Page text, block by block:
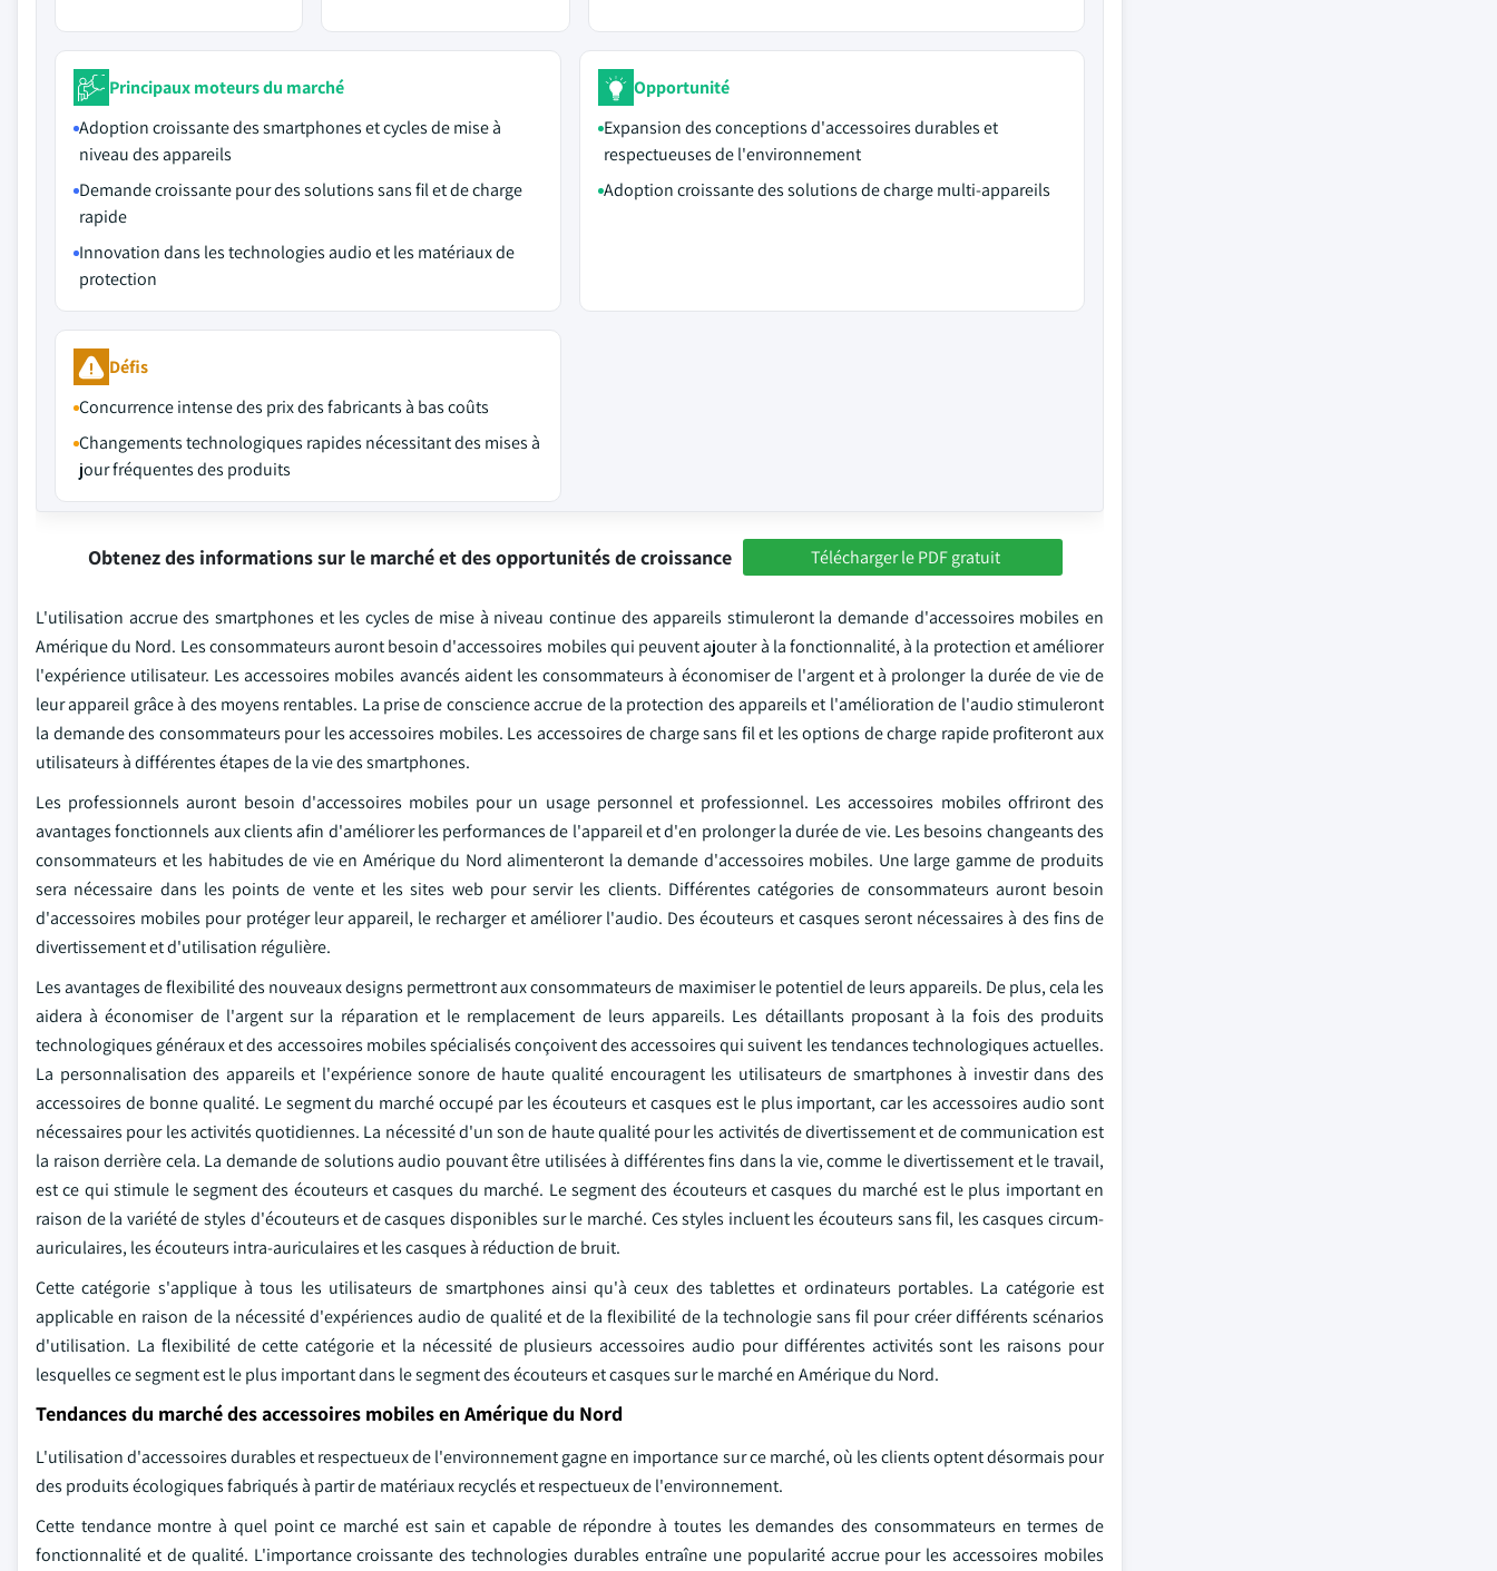
Principaux moteurs du marché
Adoption croissante des smartphones et cycles de mise à
niveau des appareils
Demande croissante pour des solutions sans fil et de charge
rapide
Innovation dans les technologies audio et les matériaux de
protection
Opportunité
Expansion des conceptions d'accessoires durables et
respectueuses de l'environnement
Adoption croissante des solutions de charge multi-appareils
Défis
Concurrence intense des prix des fabricants à bas coûts
Changements technologiques rapides nécessitant des mises à
jour fréquentes des produits
Obtenez des informations sur le marché et des opportunités de croissance Télécharger le PDF gratuit
L'utilisation accrue des smartphones et les cycles de mise à niveau continue des appareils stimuleront la demande d'accessoires mobiles en
Amérique du Nord. Les consommateurs auront besoin d'accessoires mobiles qui peuvent ajouter à la fonctionnalité, à la protection et améliorer
l'expérience utilisateur. Les accessoires mobiles avancés aident les consommateurs à économiser de l'argent et à prolonger la durée de vie de
leur appareil grâce à des moyens rentables. La prise de conscience accrue de la protection des appareils et l'amélioration de l'audio stimuleront
la demande des consommateurs pour les accessoires mobiles. Les accessoires de charge sans fil et les options de charge rapide profiteront aux
utilisateurs à différentes étapes de la vie des smartphones.
Les professionnels auront besoin d'accessoires mobiles pour un usage personnel et professionnel. Les accessoires mobiles offriront des
avantages fonctionnels aux clients afin d'améliorer les performances de l'appareil et d'en prolonger la durée de vie. Les besoins changeants des
consommateurs et les habitudes de vie en Amérique du Nord alimenteront la demande d'accessoires mobiles. Une large gamme de produits
sera nécessaire dans les points de vente et les sites web pour servir les clients. Différentes catégories de consommateurs auront besoin
d'accessoires mobiles pour protéger leur appareil, le recharger et améliorer l'audio. Des écouteurs et casques seront nécessaires à des fins de
divertissement et d'utilisation régulière.
Les avantages de flexibilité des nouveaux designs permettront aux consommateurs de maximiser le potentiel de leurs appareils. De plus, cela les
aidera à économiser de l'argent sur la réparation et le remplacement de leurs appareils. Les détaillants proposant à la fois des produits
technologiques généraux et des accessoires mobiles spécialisés conçoivent des accessoires qui suivent les tendances technologiques actuelles.
La personnalisation des appareils et l'expérience sonore de haute qualité encouragent les utilisateurs de smartphones à investir dans des
accessoires de bonne qualité. Le segment du marché occupé par les écouteurs et casques est le plus important, car les accessoires audio sont
nécessaires pour les activités quotidiennes. La nécessité d'un son de haute qualité pour les activités de divertissement et de communication est
la raison derrière cela. La demande de solutions audio pouvant être utilisées à différentes fins dans la vie, comme le divertissement et le travail,
est ce qui stimule le segment des écouteurs et casques du marché. Le segment des écouteurs et casques du marché est le plus important en
raison de la variété de styles d'écouteurs et de casques disponibles sur le marché. Ces styles incluent les écouteurs sans fil, les casques circum-
auriculaires, les écouteurs intra-auriculaires et les casques à réduction de bruit.
Cette catégorie s'applique à tous les utilisateurs de smartphones ainsi qu'à ceux des tablettes et ordinateurs portables. La catégorie est
applicable en raison de la nécessité d'expériences audio de qualité et de la flexibilité de la technologie sans fil pour créer différents scénarios
d'utilisation. La flexibilité de cette catégorie et la nécessité de plusieurs accessoires audio pour différentes activités sont les raisons pour
lesquelles ce segment est le plus important dans le segment des écouteurs et casques sur le marché en Amérique du Nord.
Tendances du marché des accessoires mobiles en Amérique du Nord
L'utilisation d'accessoires durables et respectueux de l'environnement gagne en importance sur ce marché, où les clients optent désormais pour
des produits écologiques fabriqués à partir de matériaux recyclés et respectueux de l'environnement.
Cette tendance montre à quel point ce marché est sain et capable de répondre à toutes les demandes des consommateurs en termes de
fonctionnalité et de qualité. L'importance croissante des technologies durables entraîne une popularité accrue pour les accessoires mobiles